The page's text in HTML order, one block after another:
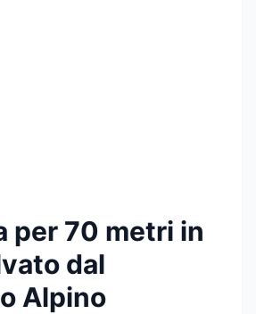
per 70 metri in
dal
Alpino